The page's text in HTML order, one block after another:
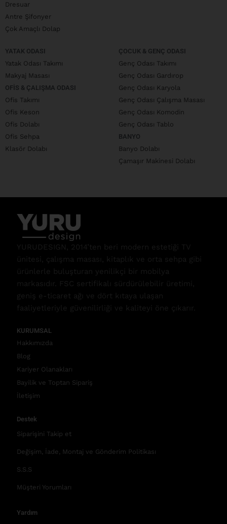
Dresuar
Antre Şifonyer
Çok Amaçlı Dolap
YATAK ODASI
Yatak Odası Takımı
Makyaj Masası
OFIS & ÇALIŞMA ODASI
Ofis Takımı
Ofis Keson
Ofis Dolabı
Ofis Sehpa
Klasör Dolabı
ÇOCUK & GENÇ ODASI
Genç Odası Takımı
Genç Odası Gardırop
Genç Odası Karyola
Genç Odası Çalışma Masası
Genç Odası Komodin
Genç Odası Tablo
BANYO
Banyo Dolabı
Çamaşır Makinesi Dolabı
YURUDESIGN, 2014’ten beri modern estetiği TV
ünitesi, çalışma masası, kitaplık ve orta sehpa gibi
ürünlerle buluşturan yenilikçi bir mobilya
markasıdır. FSC sertifikalı sürdürülebilir üretimi,
geniş e-ticaret ağı ve dört kıtaya ulaşan
faaliyetleriyle güvenilirliği ve kaliteyi öne çıkarır.
KURUMSAL
Hakkımızda
Blog
Kariyer Olanakları
Bayilik ve Toptan Sipariş
İletişim
Destek
Siparişini Takip et
Değişim, İade, Montaj ve Gönderim Politikası
S.S.S
Müşteri Yorumları
Yardım